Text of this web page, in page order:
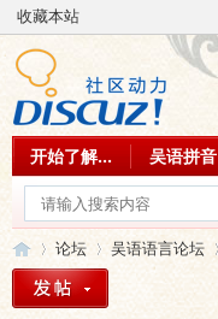
收藏本站
开始了解... 吴语拼音
论坛 吴语语言论坛